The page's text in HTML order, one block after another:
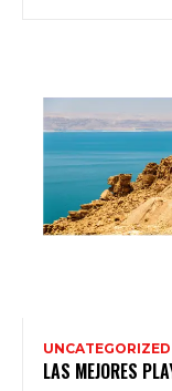
UNCATEGORIZED
LAS MEJORES